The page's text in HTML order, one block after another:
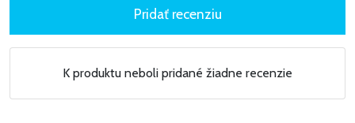
K produktu neboli pridané žiadne recenzie